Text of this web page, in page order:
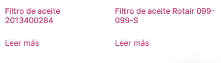
Filtro de aceite
2013400284
Leer más
Filtro de aceite Rotair 099-
099-S
Leer más